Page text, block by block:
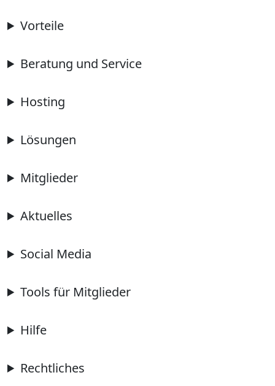
Vorteile
Beratung und Service
Hosting
Lösungen
Mitglieder
Aktuelles
Social Media
Tools für Mitglieder
Hilfe
Rechtliches